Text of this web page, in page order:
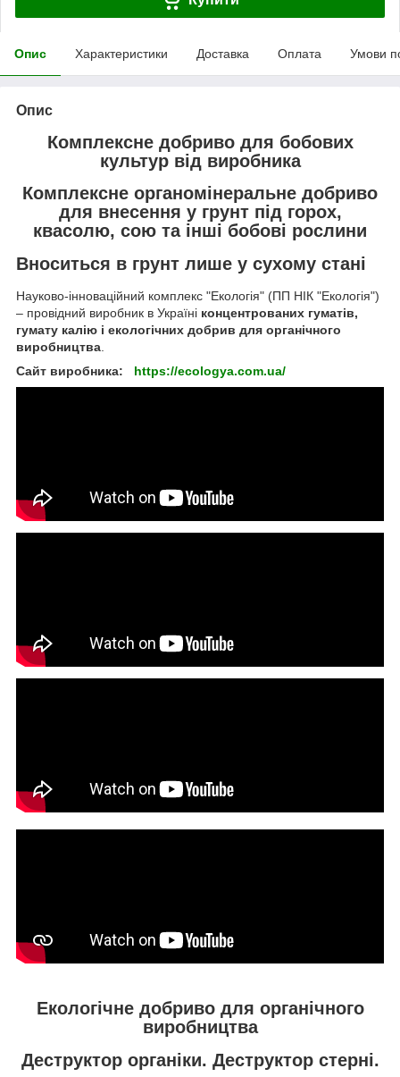
Опис Характеристики Доставка Оплата Умови
Опис
Комплексне добриво для бобових
культур від виробника
Комплексне органомінеральне добриво
для внесення у грунт під горох,
квасолю, сою та інші бобові рослини
Вноситься в грунт лише у сухому стані
Науково-інноваційний комплекс "Екологія" (ПП НІК "Екологія")
– провідний виробник в Україні концентрованих гуматів,
гумату калію і екологічних добрив для органічного
виробництва
Сайт виробника: https://ecologya.com.ua/
Екологічне добриво для органічного
виробництва
Деструктор органіки. Деструктор стерні.